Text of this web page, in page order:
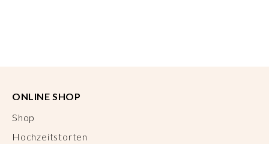
ONLINE SHOP
Shop
Hochzeitstorten